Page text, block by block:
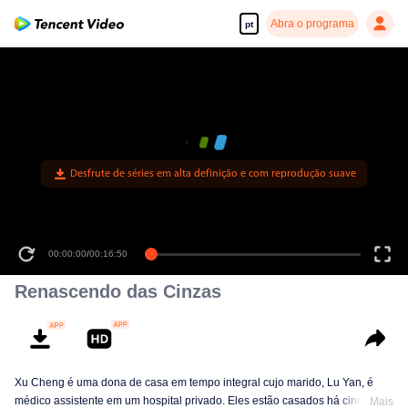
pt Abra o programa
Desfrute de séries em alta definição e com reprodução suave
00:00:00/00:16:50
Renascendo das Cinzas
Xu Cheng é uma dona de casa em tempo integral cujo marido, Lu Yan, é
médico assistente em um hospital privado. Eles estão casados ​​há cinco
Mais